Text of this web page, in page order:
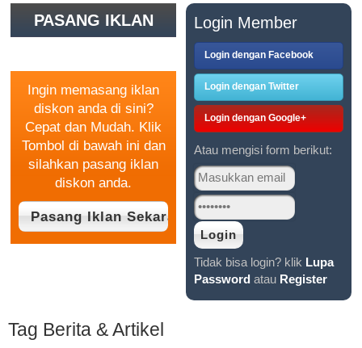
PASANG IKLAN
Ingin memasang iklan
diskon anda di sini?
Cepat dan Mudah. Klik
Tombol di bawah ini dan
silahkan pasang iklan
diskon anda.
Login Member
Login dengan Facebook
Login dengan Twitter
Login dengan Google+
Atau mengisi form berikut:
Tidak bisa login? klik Lupa
Password atau Register
Tag Berita & Artikel